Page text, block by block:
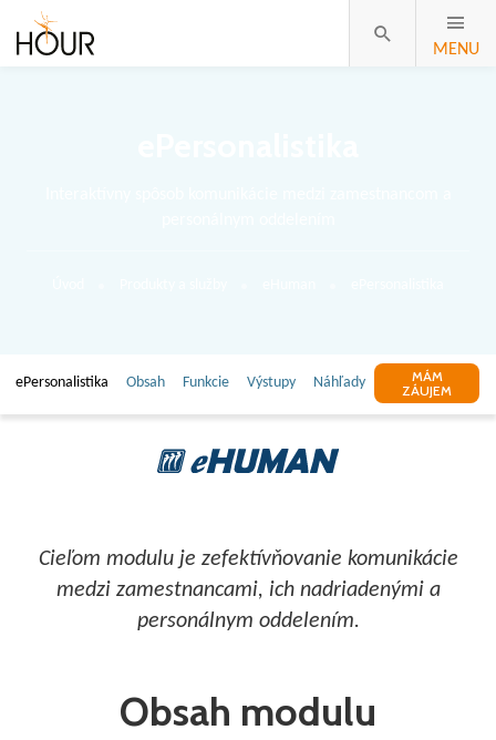
MENU
ePersonalistika Obsah Funkcie Výstupy Náhľady
MÁM
ZÁUJEM
Cieľom modulu je zefektívňovanie komunikácie
medzi zamestnancami, ich nadriadenými a
personálnym oddelením.
Obsah modulu